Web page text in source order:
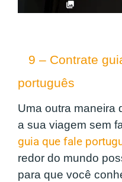
9 – Contrate
português
Uma outra maneira
a sua viagem sem
guia que fale
redor do mundo
para que você